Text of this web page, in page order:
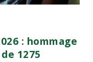
: hommage
1275